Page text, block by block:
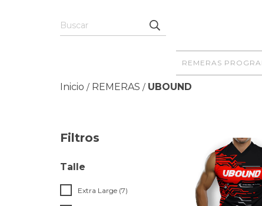
REMERAS
Inicio / REMERAS / UBOUND
Filtros
Talle
Extra Large (7)